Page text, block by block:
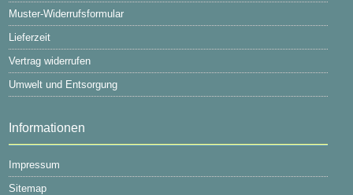
Muster-Widerrufsformular
Lieferzeit
Vertrag widerrufen
Umwelt und Entsorgung
Informationen
Impressum
Sitemap